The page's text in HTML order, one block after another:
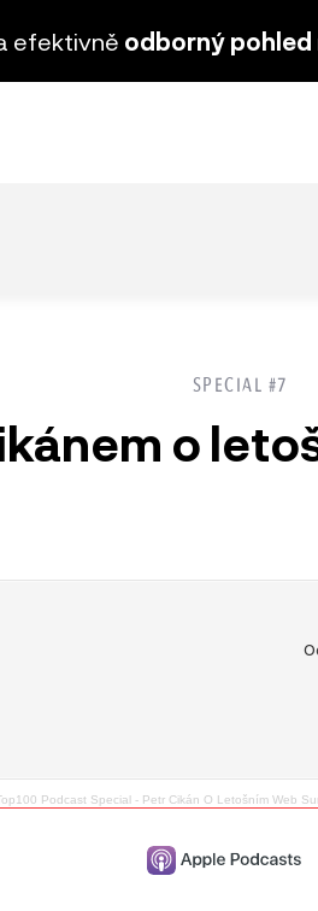
efektivně odborný pohled
SPECIAL #7
o
Podcast Special - Petr Cikán O Letošním Web